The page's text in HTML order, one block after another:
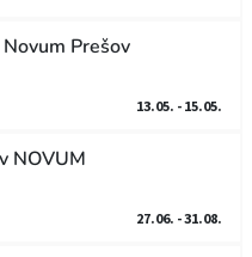
Prešov
13.05. - 15.05.
NOVUM
27.06. - 31.08.